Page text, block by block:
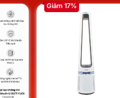
Giảm 17%